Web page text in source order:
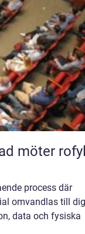
process där
omvandlas till
data och fysiska